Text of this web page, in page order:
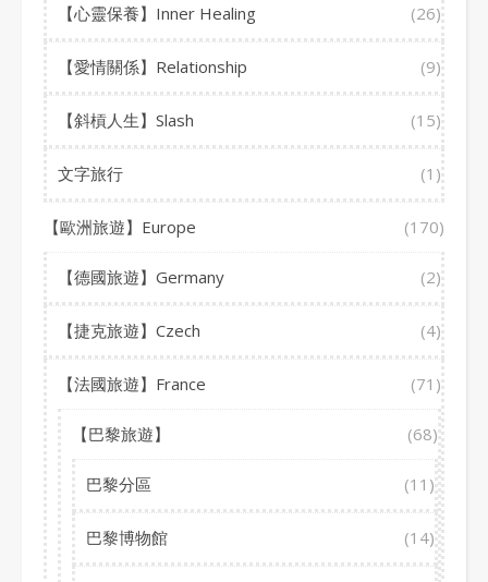
【心靈保養】Inner Healing (26)
【愛情關係】Relationship (9)
【斜槓人生】Slash (15)
文字旅行 (1)
【歐洲旅遊】Europe (170)
【德國旅遊】Germany (2)
【捷克旅遊】Czech (4)
【法國旅遊】France (71)
【巴黎旅遊】 (68)
巴黎分區 (11)
巴黎博物館 (14)